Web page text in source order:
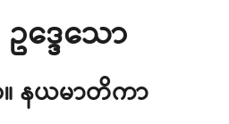
ဥဒ္ဒေသော
နယမာတိကာ